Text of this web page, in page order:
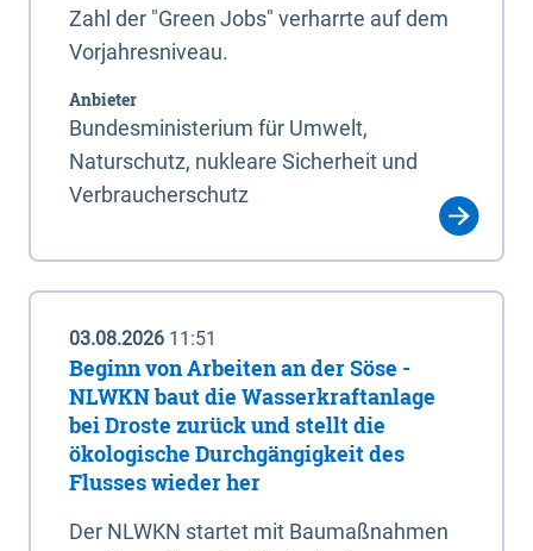
Zahl der "Green Jobs" verharrte auf dem
Vorjahresniveau.
Anbieter
Bundesministerium für Umwelt,
Naturschutz, nukleare Sicherheit und
Verbraucherschutz
03.08.2026 11:51
Beginn von Arbeiten an der Söse -
NLWKN baut die Wasserkraftanlage
bei Droste zurück und stellt die
ökologische Durchgängigkeit des
Flusses wieder her
Der NLWKN startet mit Baumaßnahmen